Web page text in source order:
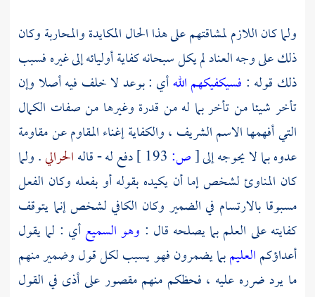
ولما كان اللازم لمشاقتهم على هذا الحال المكايدة والمحاربة وكان
ذلك على وجه العناد لم يكل سبحانه كفاية أوليائه إلى غيره فسبب
ذلك قوله : فسيكفيكهم اللهأي : بوعد لا خلف فيه أصلا وإن
تأخر شيئا من تأخر بما له من قدرة وغيرها من صفات الكمال
التي أفهمها الاسم الشريف ، والكفاية إغناء المقاوم عن مقاومة
عدوه بما لا يحوجه إلى[ص: دفع له - قالهالحرالي. ولما
كان المناوئ لشخص إما أن يكيده بقوله أو بفعله وكان الفعل
مسبوقا بالارتسام في الضمير وكان الكافي لشخص إنما يتوقف
كفايته على العلم بما يصلحه قال : وهو السميعأي : لما يقول
أعداؤكمالعليمبما يضمرون فهو يسبب لكل قول وضمير منهم
ما يرد ضرره عليه ، فحظكم منهم مقصور على أذى في القول